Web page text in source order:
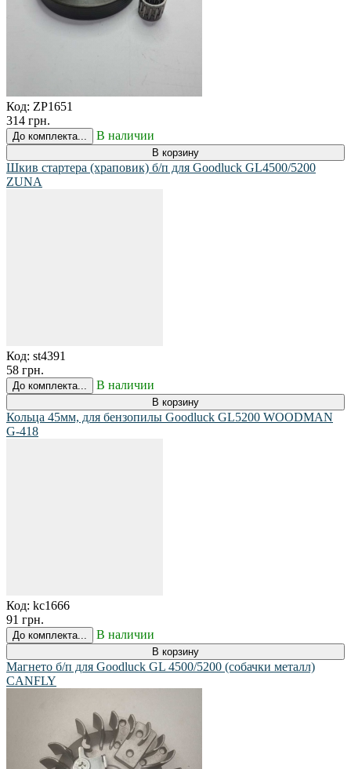
Код: ZP1651
314 грн.
До комплекта... В наличии
В корзину
Шкив стартера (храповик) б/п для Goodluck GL4500/5200
ZUNA
Код: st4391
58 грн.
До комплекта... В наличии
В корзину
Кольца 45мм, для бензопилы Goodluck GL5200 WOODMAN
G-418
Код: kc1666
91 грн.
До комплекта... В наличии
В корзину
Магнето б/п для Goodluck GL 4500/5200 (собачки металл)
CANFLY